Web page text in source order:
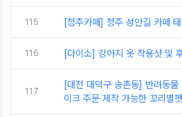
115 [청주카페] 청주 성안길 카페
116 [다이소] 강아지 옷 착용샷 및
117
[대전 대덕구 송촌동] 반려동
이크 주문 제작 가능한 꼬리별